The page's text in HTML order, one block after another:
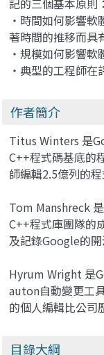
記的三個基本原則：
‧時間如何影響軟
著時間的推移而具
‧規模如何影響軟
‧典型的工程師在
作者簡介
Titus Winters 是
C++程式碼基底的
師編輯2.5億列的程
Tom Manshreck
C++程式庫團隊的
及記錄Google的
Hyrum Wright 是
auton自動變更工
的個人編輯比公司
目錄大綱